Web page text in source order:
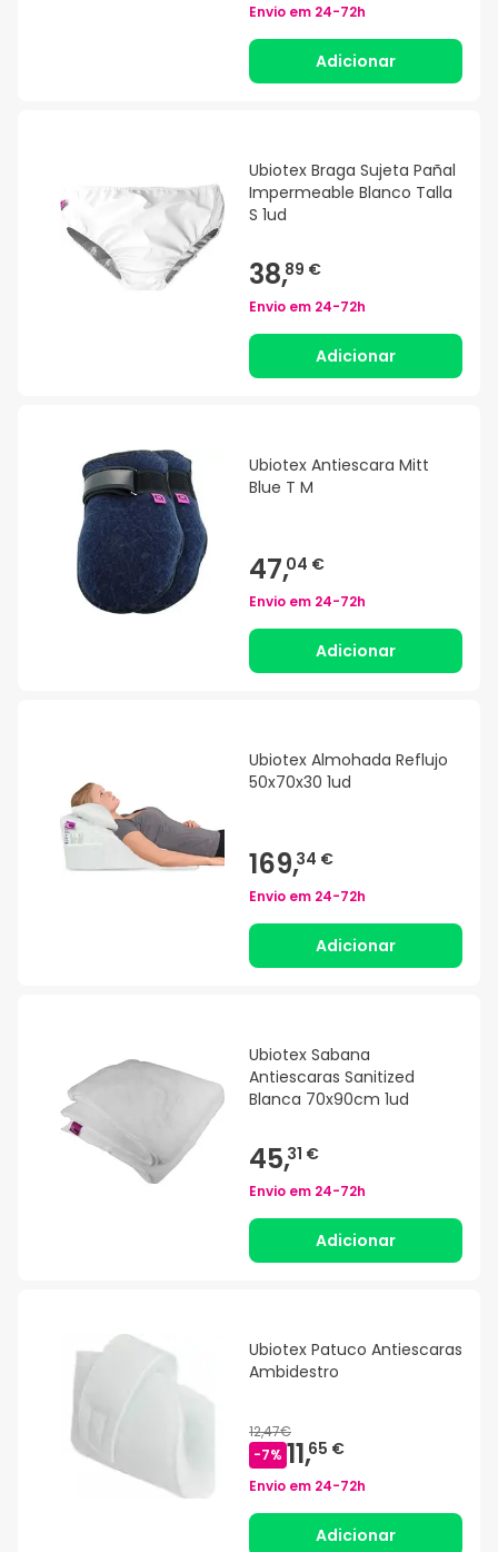
Envio em 24-72h
Adicionar
Ubiotex Braga Sujeta Pañal
Impermeable Blanco Talla
S 1ud
38,89 €
Envio em 24-72h
Adicionar
Ubiotex Antiescara Mitt
Blue T M
47,04 €
Envio em 24-72h
Adicionar
Ubiotex Almohada Reflujo
50x70x30 1ud
169,34 €
Envio em 24-72h
Adicionar
Ubiotex Sabana
Antiescaras Sanitized
Blanca 70x90cm 1ud
45,31 €
Envio em 24-72h
Adicionar
Ubiotex Patuco Antiescaras
Ambidestro
12,47€
-7% 11,65 €
Envio em 24-72h
Adicionar